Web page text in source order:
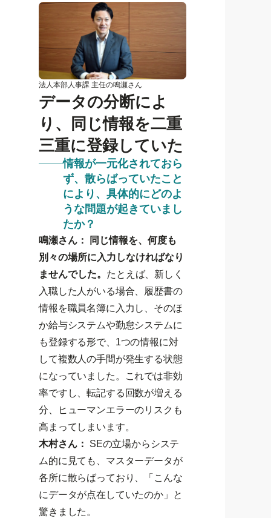
法人本部人事課 主任の鳴瀬さん
データの分断によ
り、同じ情報を二重
三重に登録していた
情報が一元化されておら
ず、散らばっていたこと
により、具体的にどのよ
うな問題が起きていまし
たか？
鳴瀬さん：
同じ情報を、何度も
別々の場所に入力しなければなり
ませんでした。 たとえば、新しく
入職した人がいる場合、履歴書の
情報を職員名簿に入力し、そのほ
か給与システムや勤怠システムに
も登録する形で、1つの情報に対
して複数人の手間が発生する状態
になっていました。これでは非効
率ですし、転記する回数が増える
分、ヒューマンエラーのリスクも
高まってしまいます。
木村さん：
SEの立場からシステ
ム的に見ても、マスターデータが
各所に散らばっており、「こんな
にデータが点在していたのか」と
驚きました。